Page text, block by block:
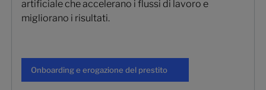
artificiale che accelerano i flussi di lavoro e
migliorano i risultati.
Onboarding e erogazione del prestito